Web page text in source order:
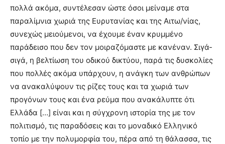
πολλά ακόμα, συντέλεσαν ώστε όσοι μείναμε στα
παραλίμνια χωριά της Ευρυτανίας και της Αιτω/νίας,
συνεχώς μειούμενοι, να έχουμε έναν κρυμμένο
παράδεισο που δεν τον μοιραζόμαστε με κανέναν. Σιγά-
σιγά, η βελτίωση του οδικού δικτύου, παρά τις δυσκολίες
που πολλές ακόμα υπάρχουν, η ανάγκη των ανθρώπων
να ανακαλύψουν τις ρίζες τους και τα χωριά των
προγόνων τους και ένα ρεύμα που ανακάλυπτε ότι
Ελλάδα […] είναι και η σύγχρονη ιστορία της με τον
πολιτισμό, τις παραδόσεις και το μοναδικό Ελληνικό
τοπίο με την πολυμορφία του, πέρα από τη θάλασσα, τις